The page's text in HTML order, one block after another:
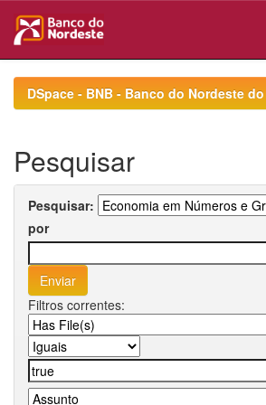
navigationDSpace - BNB - Banco do Nordeste
Pesquisar
Pesquisar:
por
Filtros correntes: